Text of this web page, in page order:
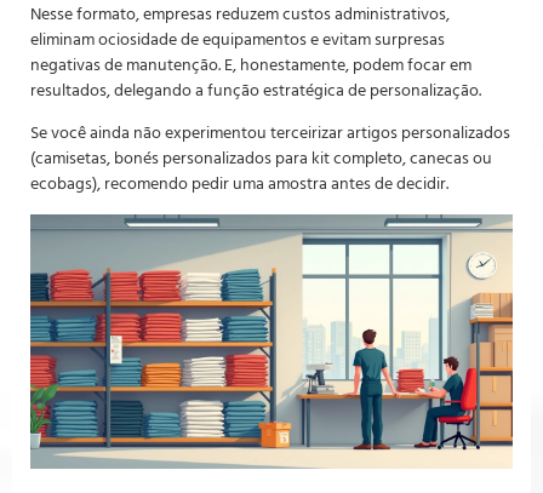
Nesse formato, empresas reduzem custos administrativos,
eliminam ociosidade de equipamentos e evitam surpresas
negativas de manutenção. E, honestamente, podem focar em
resultados, delegando a função estratégica de personalização.
Se você ainda não experimentou terceirizar artigos personalizados
(camisetas, bonés personalizados para kit completo, canecas ou
ecobags), recomendo pedir uma amostra antes de decidir.